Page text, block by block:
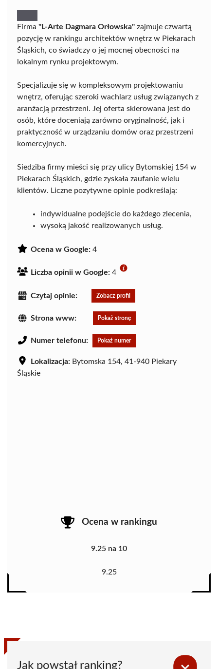
Firma "L-Arte Dagmara Orłowska" zajmuje czwartą
pozycję w rankingu architektów wnętrz w Piekarach
Śląskich, co świadczy o jej mocnej obecności na
lokalnym rynku projektowym.
Specjalizuje się w kompleksowym projektowaniu
wnętrz, oferując szeroki wachlarz usług związanych z
aranżacją przestrzeni. Jej oferta skierowana jest do
osób, które doceniają zarówno oryginalność, jak i
praktyczność w urządzaniu domów oraz przestrzeni
komercyjnych.
Siedziba firmy mieści się przy ulicy Bytomskiej 154 w
Piekarach Śląskich, gdzie zyskała zaufanie wielu
klientów. Liczne pozytywne opinie podkreślają:
indywidualne podejście do każdego zlecenia,
wysoką jakość realizowanych usług.
Ocena w Google: 4
Liczba opinii w Google: 4
Czytaj opinie: Zobacz profil
Strona www: Pokaż stronę
Numer telefonu: Pokaż numer
Lokalizacja: Bytomska 154, 41-940 Piekary
Śląskie
Ocena w rankingu
9.25 na 10
9.25
Jak powstał ranking?